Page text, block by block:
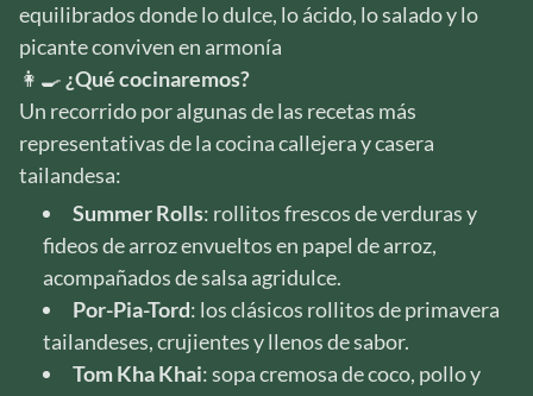
equilibrados donde lo dulce, lo ácido, lo salado y lo
picante conviven en armonía
👩‍🍳 ¿Qué cocinaremos?
Un recorrido por algunas de las recetas más
representativas de la cocina callejera y casera
tailandesa:
Summer Rolls: rollitos frescos de verduras y
fideos de arroz envueltos en papel de arroz,
acompañados de salsa agridulce.
Por-Pia-Tord: los clásicos rollitos de primavera
tailandeses, crujientes y llenos de sabor.
Tom Kha Khai: sopa cremosa de coco, pollo y